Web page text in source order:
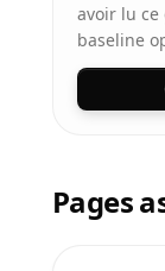
avoir lu
baseline
Pages